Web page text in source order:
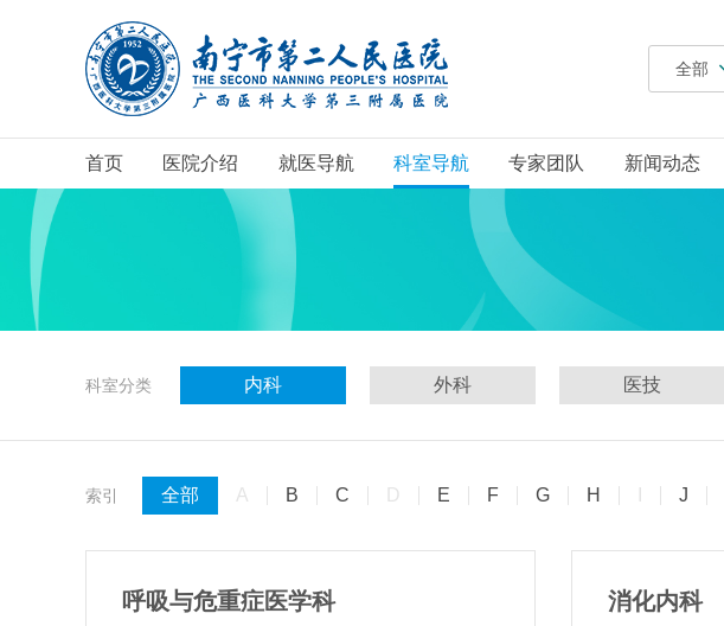
全部
首页 医院介绍 就医导航 科室导航 专家团队 新闻动态
科室分类 内科 外科 医技
索引 全部 A B C D E F G H J
呼吸与危重症医学科 消化内科